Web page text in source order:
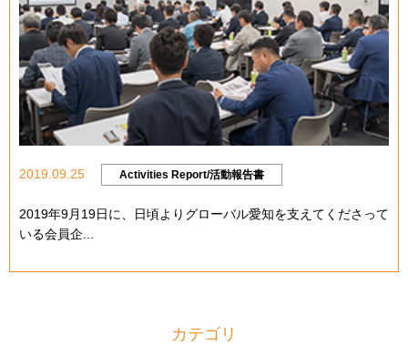
2019.09.25 Activities Report/活動報告書
2019年9月19日に、日頃よりグローバル愛知を支えてくださって
いる会員企...
カテゴリ